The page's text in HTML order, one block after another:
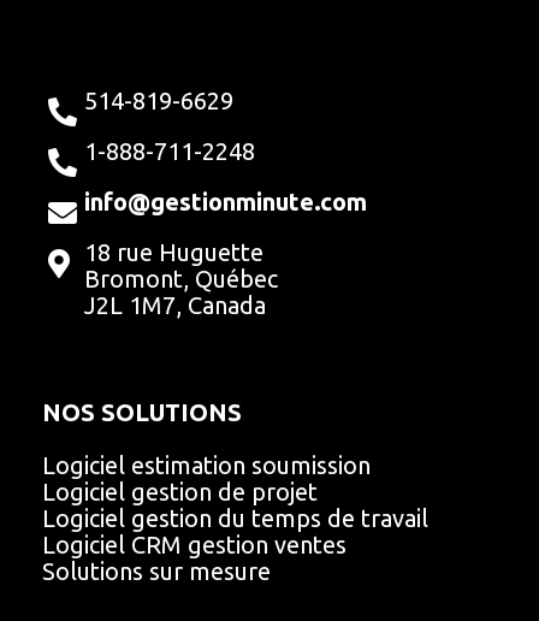
b
o
o
k
i
n
r
514-819-6629
1-888-711-2248
info@gestionminute.com
18 rue Huguette
Bromont, Québec
J2L 1M7, Canada
NOS SOLUTIONS
Logiciel estimation soumission
Logiciel gestion de projet
Logiciel gestion du temps de travail
Logiciel CRM gestion ventes
Solutions sur mesure